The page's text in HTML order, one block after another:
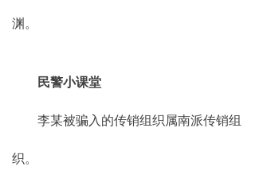
渊。
民警小课堂
李某被骗入的传销组织属南派传销组
织。